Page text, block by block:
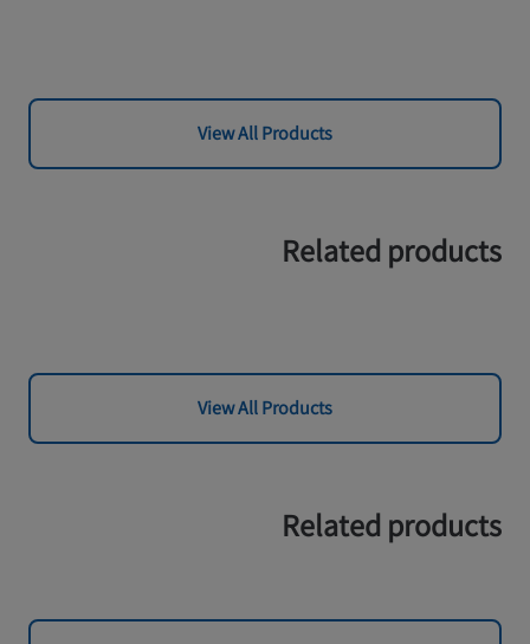
View All Products
Related products
View All Products
Related products